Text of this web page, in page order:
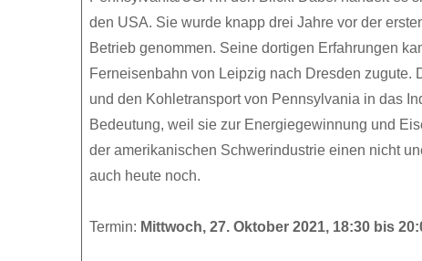
den USA. Sie wurde knapp drei Jahre vor der
Betrieb genommen. Seine dortigen Erfahrungen
Ferneisenbahn von Leipzig nach Dresden
und den Kohletransport von Pennsylvania in das
Bedeutung, weil sie zur Energiegewinnung und
der amerikanischen Schwerindustrie einen nicht
auch heute noch.
Termin: Mittwoch, 27. Oktober 2021, 18:30 bis